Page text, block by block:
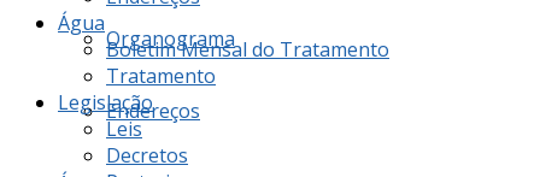
Organograma
Endereços
Água
Boletim Mensal do Tratamento
Tratamento
Legislação
Leis
Decretos